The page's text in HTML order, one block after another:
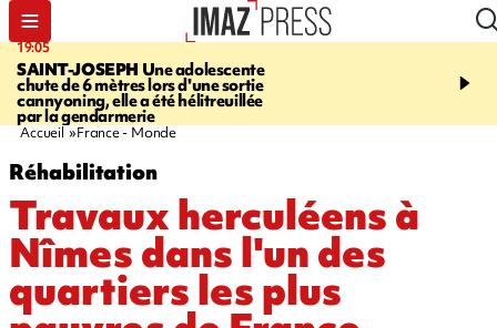
19:05
SAINT-JOSEPH Une adolescente
chute de 6 mètres lors d'une sortie
cannyoning, elle a été hélitreuillée
par la gendarmerie
20:44
rouée de coups,
Accueil France - Monde
Réhabilitation
Travaux herculéens à
Nîmes dans l'un des
quartiers les plus